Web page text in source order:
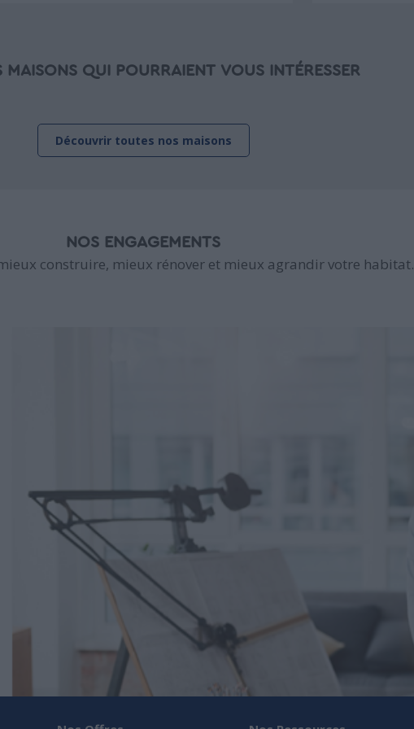
MAISONS QUI POURRAIENT VOUS INTÉRESSER
Découvrir toutes nos maisons
NOS ENGAGEMENTS
construire, mieux rénover et mieux agrandir votre habitat.